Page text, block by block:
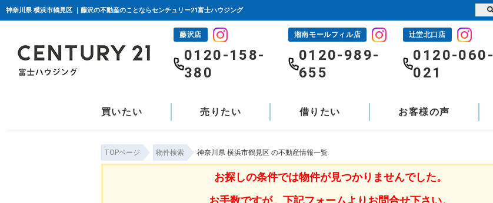
神奈川県 横浜市鶴見区 ｜藤沢の不動産のことならセンチュリー21富士ハウジング
藤沢店
0120-158-
380
湘南モールフィル店
0120-989-
655
辻堂北口店
0120-060-
021
買いたい 売りたい 借りたい お客様の声
TOPページ 物件検索 神奈川県 横浜市鶴見区 の不動産情報一覧
お探しの条件では物件が見つかりませんでした。
お手数ですが、下記フォームよりお問合せ下さい。